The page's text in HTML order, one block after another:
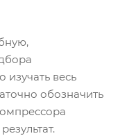
весь
обозначить